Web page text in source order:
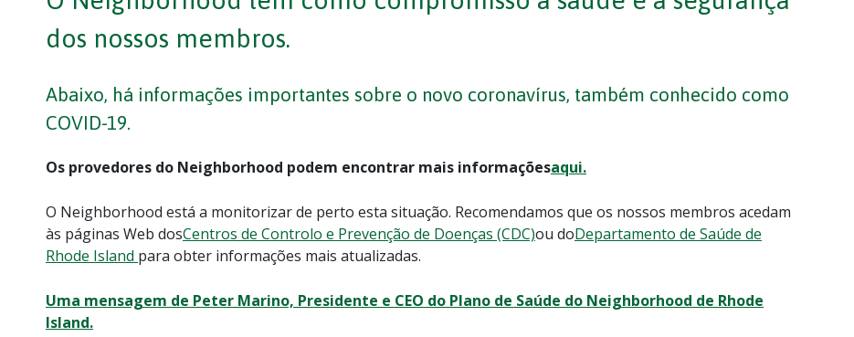
dos nossos membros.
Abaixo, há informações importantes sobre o novo coronavírus, também conhecido como
COVID-19.
Os provedores do Neighborhood podem encontrar mais informaçõesaqui.
O Neighborhood está a monitorizar de perto esta situação. Recomendamos que os nossos membros acedam
às páginas Web dosCentros de Controlo e Prevenção de Doenças (CDC)ou doDepartamento de Saúde de
Rhode Island para obter informações mais atualizadas.
Uma mensagem de Peter Marino, Presidente e CEO do Plano de Saúde do Neighborhood de Rhode
Island.